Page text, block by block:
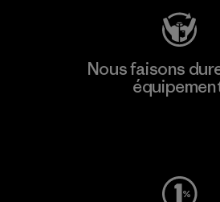
Nous faisons